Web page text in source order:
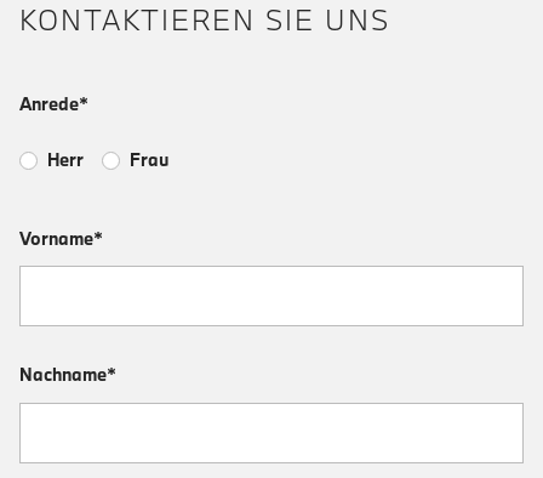
KONTAKTIEREN SIE UNS
Anrede*
Herr Frau
Vorname*
Nachname*